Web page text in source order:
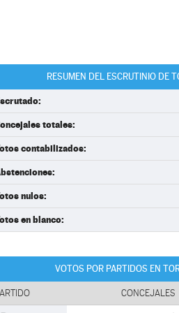
RESUMEN DEL ESCRUTINIO DE
totales:
contabilizados:
nulos:
en blanco:
VOTOS POR PARTIDOS EN
CONCEJALES